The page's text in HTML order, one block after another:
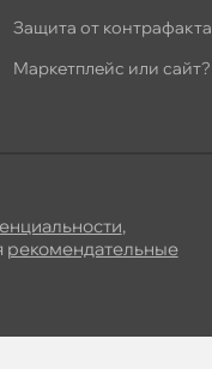
Защита от контрафакта
Маркетплейс или сайт?
,
рекомендательные